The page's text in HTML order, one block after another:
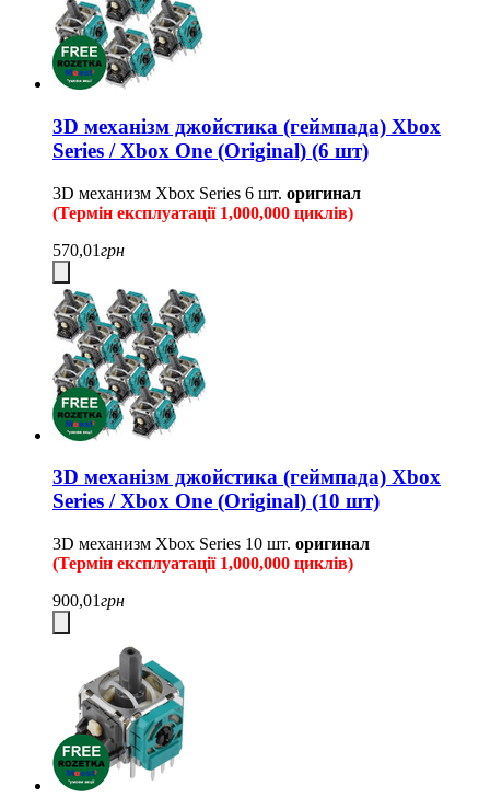
3D механізм джойстика (геймпада) Xbox
Series / Xbox One (Original) (6 шт)
3D механизм Xbox Series 6 шт. оригинал
(Термін експлуатації 1,000,000 циклів)
570,01грн
3D механізм джойстика (геймпада) Xbox
Series / Xbox One (Original) (10 шт)
3D механизм Xbox Series 10 шт. оригинал
(Термін експлуатації 1,000,000 циклів)
900,01грн